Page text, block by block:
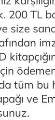
200 TL
size
tüm bu
ve